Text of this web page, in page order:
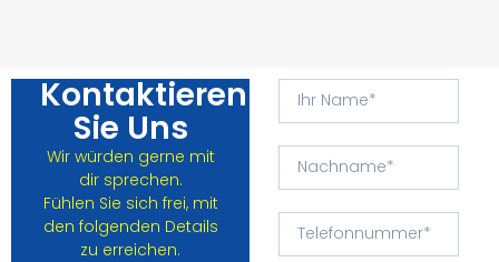
Kontaktieren
Sie Uns
Wir würden gerne mit
dir sprechen.
Fühlen Sie sich frei, mit
den folgenden Details
zu erreichen.